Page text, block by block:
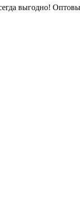
выгодно!